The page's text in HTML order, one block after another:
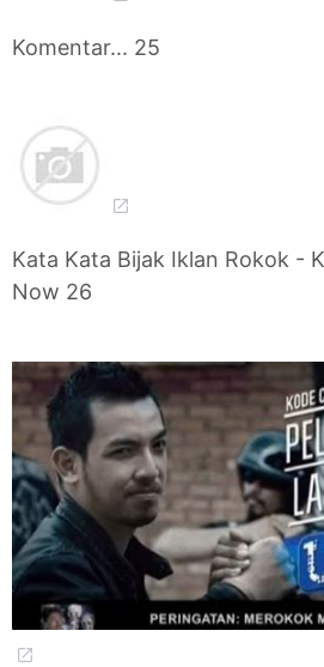
Komentar... 25
Kata Kata Bijak Iklan Rokok -
Now 26